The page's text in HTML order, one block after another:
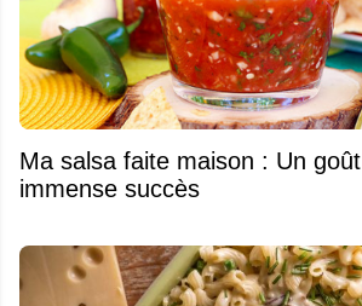
Ma salsa faite maison : Un
immense succès